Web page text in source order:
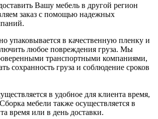
Вашу мебель в другой регион
заказ с помощью надежных
упаковывается в качественную пленку и
любое повреждения груза. Мы
транспортными компаниями,
сохранность груза и соблюдение сроков
в удобное для клиента время,
мебели также осуществляется в
время или в день доставки.